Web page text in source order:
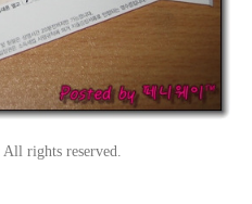
rights reserved.